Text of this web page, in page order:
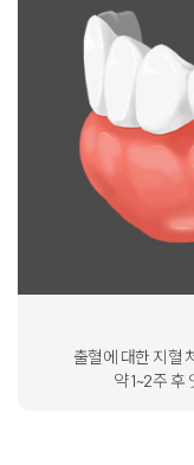
출혈에 대한 지혈
약 1~2주 후